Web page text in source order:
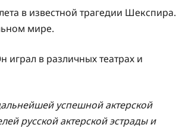
в известной трагедии Шекспира.
мире.
играл в различных театрах и
успешной актерской
русской актерской эстрады и